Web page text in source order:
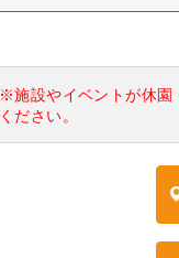
※施設やイベントが休園
ください。